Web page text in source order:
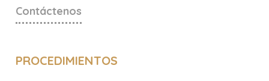
Contáctenos
PROCEDIMIENTOS